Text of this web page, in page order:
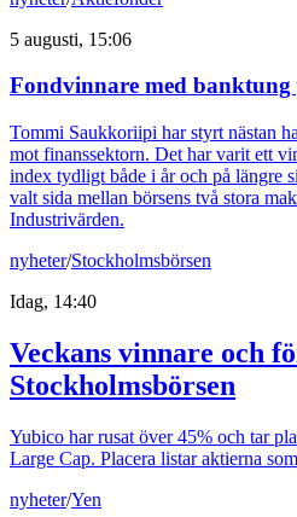
5 augusti, 15:06
Fondvinnare med
Tommi Saukkoriipi har styrt nästan
mot finanssektorn. Det har varit ett
index tydligt både i år och på längre
valt sida mellan börsens två stora
Industrivärden.
nyheter/Stockholmsbörsen
Idag, 14:40
Veckans vinnare och
Stockholmsbörsen
Yubico har rusat över 45% och tar
Large Cap. Placera listar aktierna
nyheter/Yen